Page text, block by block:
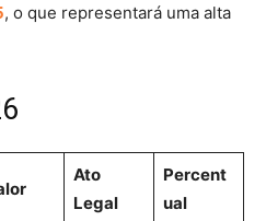
, o que representará uma alta
Ato
Legal
Percent
ual